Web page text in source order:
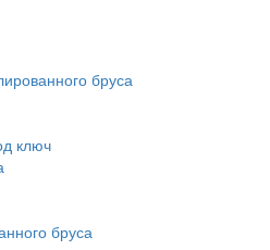
бруса
ключ
бруса